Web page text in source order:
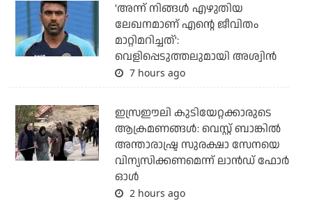
'അന്ന് നിങ്ങള്‍ എഴുതിയ
ലേഖനമാണ് എന്റെ ജീവിതം
മാറ്റിമറിച്ചത്':
വെളിപ്പെടുത്തലുമായി അശ്വിന്‍
7 hours ago
ഇസ്രഈലി കുടിയേറ്റക്കാരുടെ
ആക്രമണങ്ങള്‍: വെസ്റ്റ് ബാങ്കില്‍
അന്താരാഷ്ട്ര സുരക്ഷാ സേനയെ
വിന്യസിക്കണമെന്ന് ലാന്‍ഡ് ഫോര്‍
ഓള്‍
2 hours ago